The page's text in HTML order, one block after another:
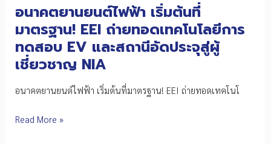
อนาคตยานยนต์ไฟฟ้า เริ่มต้นที่
มาตรฐาน! EEI ถ่ายทอดเทคโนโลยีการ
ทดสอบ EV และสถานีอัดประจุสู่ผู้
เชี่ยวชาญ NIA
อนาคตยานยนต์ไฟฟ้า เริ่มต้นที่มาตรฐาน! EEI ถ่ายทอดเทคโนโ
อนาคต
Read More »